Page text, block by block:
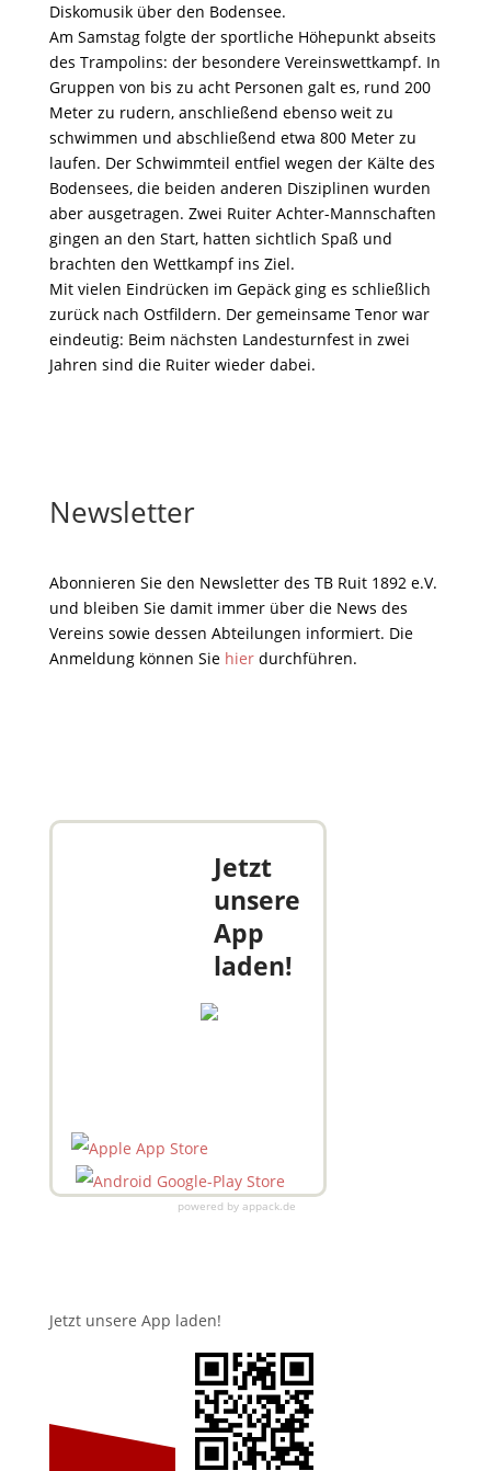
Diskomusik über den Bodensee.
Am Samstag folgte der sportliche Höhepunkt abseits
des Trampolins: der besondere Vereinswettkampf. In
Gruppen von bis zu acht Personen galt es, rund 200
Meter zu rudern, anschließend ebenso weit zu
schwimmen und abschließend etwa 800 Meter zu
laufen. Der Schwimmteil entfiel wegen der Kälte des
Bodensees, die beiden anderen Disziplinen wurden
aber ausgetragen. Zwei Ruiter Achter-Mannschaften
gingen an den Start, hatten sichtlich Spaß und
brachten den Wettkampf ins Ziel.
Mit vielen Eindrücken im Gepäck ging es schließlich
zurück nach Ostfildern. Der gemeinsame Tenor war
eindeutig: Beim nächsten Landesturnfest in zwei
Jahren sind die Ruiter wieder dabei.
Newsletter
Abonnieren Sie den Newsletter des TB Ruit 1892 e.V.
und bleiben Sie damit immer über die News des
Vereins sowie dessen Abteilungen informiert. Die
Anmeldung können Sie hierdurchführen.
Jetzt
unsere
App
laden!
powered by appack.de
Jetzt unsere App laden!